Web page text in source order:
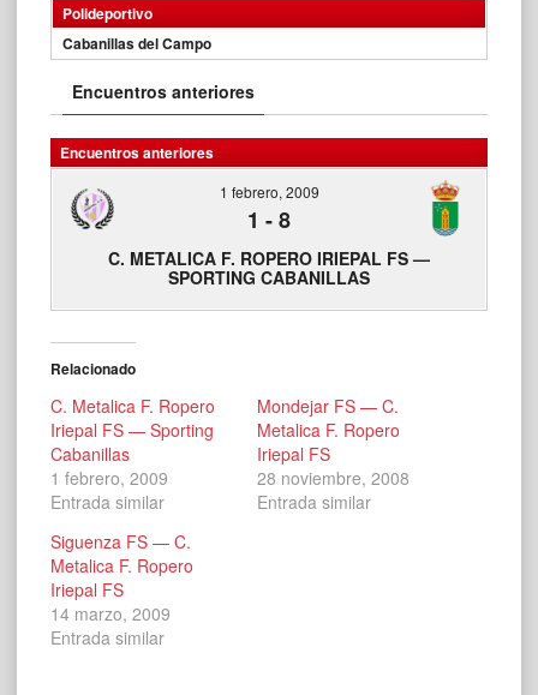
Polideportivo
Cabanillas del Campo
Encuentros anteriores
Encuentros anteriores
1 febrero, 2009
1 -8
C. METALICA F. ROPERO IRIEPAL FS —
SPORTING CABANILLAS
Relacionado
C. Metalica F. Ropero
Iriepal FS — Sporting
Cabanillas
1 febrero, 2009
Entrada similar
Mondejar FS — C.
Metalica F. Ropero
Iriepal FS
28 noviembre, 2008
Entrada similar
Siguenza FS — C.
Metalica F. Ropero
Iriepal FS
14 marzo, 2009
Entrada similar